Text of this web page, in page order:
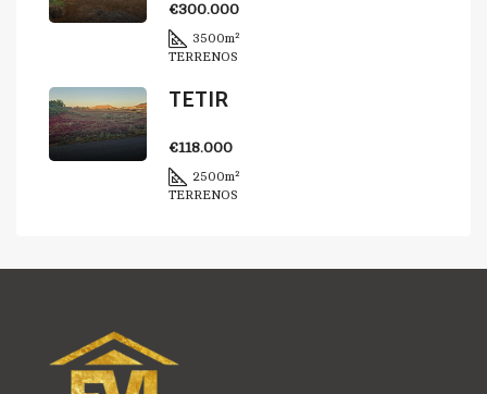
€300.000
3500m²
TERRENOS
TETIR
€118.000
2500m²
TERRENOS